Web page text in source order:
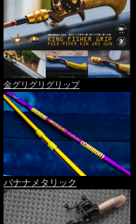
金グリグリグリップ
バナナメタリック